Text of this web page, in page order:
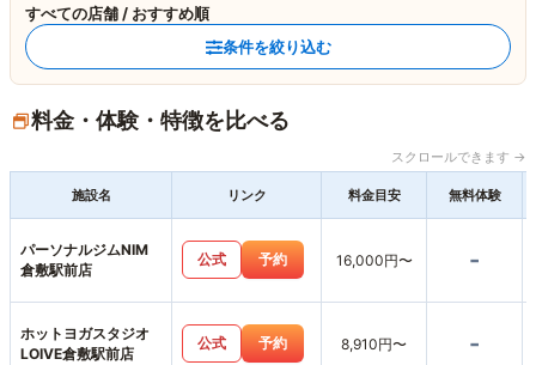
すべての店舗 / おすすめ順
条件を絞り込む
料金・体験・特徴を比べる
スクロールできます →
施設名 リンク 料金目安 無料体験
パーソナルジムNIM
倉敷駅前店
公式 予約 16,000円〜 -
ホットヨガスタジオ
LOIVE倉敷駅前店
公式 予約 8,910円〜 -